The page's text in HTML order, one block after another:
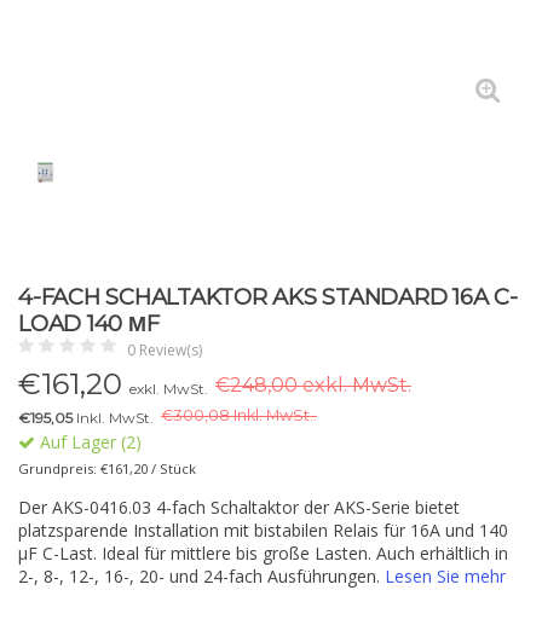
4-FACH SCHALTAKTOR AKS STANDARD 16A C-
LOAD 140 ΜF
0 Review(s)
€161,20 exkl. MwSt. €248,00 exkl. MwSt.
€195,05Inkl. MwSt. €300,08 Inkl. MwSt..
Auf Lager (2)
Grundpreis: €161,20 / Stück
Der AKS-0416.03 4-fach Schaltaktor der AKS-Serie bietet
platzsparende Installation mit bistabilen Relais für 16A und 140
µF C-Last. Ideal für mittlere bis große Lasten. Auch erhältlich in
2-, 8-, 12-, 16-, 20- und 24-fach Ausführungen. Lesen Sie mehr